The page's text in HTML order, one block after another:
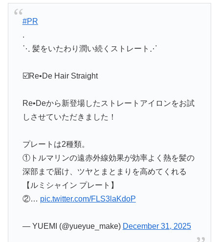
#PR
.
⋱ 髪をいたわり潤い続くストレート⋰
☑️Re•De Hair Straight
Re•Deから新登場したストレートアイロンをお試
しさせていただきました！
プレートは2種類。
①トルマリンの遠赤外線効果が効率よく熱を髪の
深部まで届け、ツヤとまとまりを高めてくれる
【ルミシャイン プレート】
②… pic.twitter.com/FLS3laKdoP
— YUEMI (@yueyue_make) December 31, 2025